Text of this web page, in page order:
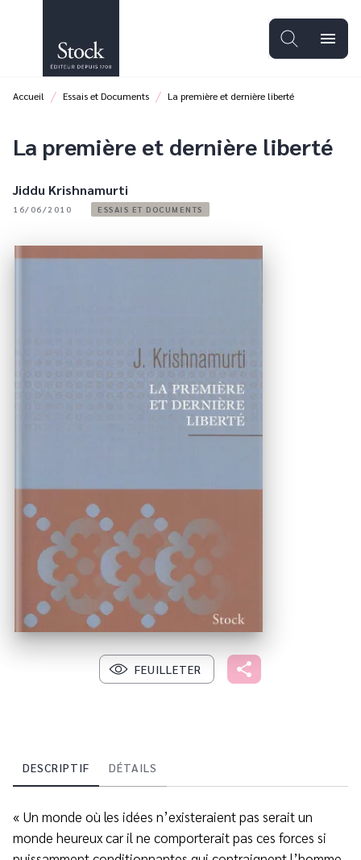
PIED DE PAGE
menu
Accueil / Essais et Documents / La première et dernière liberté
La première et dernière liberté
Jiddu Krishnamurti
16/06/2010 ESSAIS ET DOCUMENTS
FEUILLETER
DESCRIPTIF DÉTAILS
« Un monde où les idées n’existeraient pas serait un
monde heureux car il ne comporterait pas ces forces si